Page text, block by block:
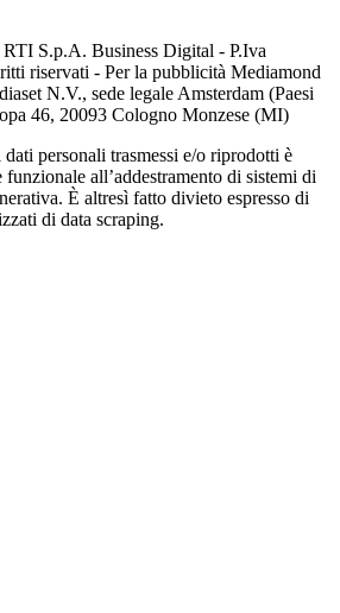
RTI S.p.A. Business Digital - P.Iva
riservati - Per la pubblicità Mediamond
N.V., sede legale Amsterdam (Paesi
46, 20093 Cologno Monzese (MI)
personali trasmessi e/o riprodotti è
all’addestramento di sistemi di
È altresì fatto divieto espresso di
di data scraping.